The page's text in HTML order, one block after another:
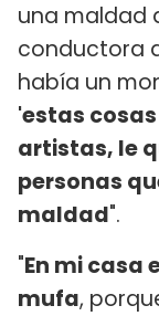
una maldad
conductora
había un
'estas
artistas, le
personas
maldad".
"En mi casa
mufa,